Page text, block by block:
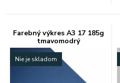
Farebný výkres A3 17 185g
tmavomodrý
Nie je skladom